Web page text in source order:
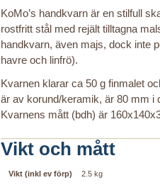
KoMo’s handkvarn är en stilfull
rostfritt stål med rejält tilltagna
handkvarn, även majs, dock inte
havre och linfrö).
Kvarnen klarar ca 50 g finmalet
är av korund/keramik, är 80 mm i
Kvarnens mått (bdh) är
Vikt och mått
Vikt (inkl ev förp)
2.5 kg